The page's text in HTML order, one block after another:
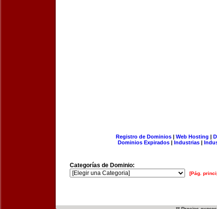
Registro de Dominios| Web Hosting |
Dominios Expirados | Industrias |
Categorías de Dominio:
[Pág.